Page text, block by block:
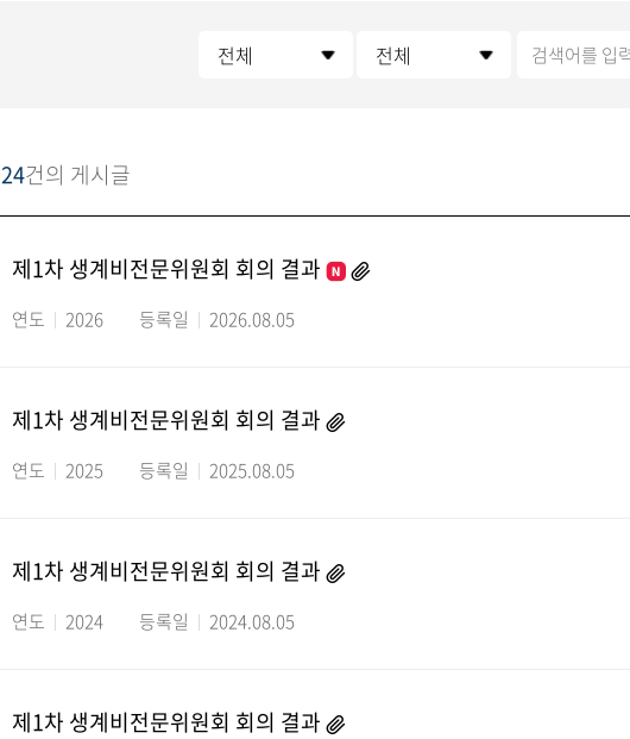
24건의 게시글
제1차 생계비전문위원회 회의 결과
연도 2026 등록일 2026.08.05
제1차 생계비전문위원회 회의 결과
연도 2025 등록일 2025.08.05
제1차 생계비전문위원회 회의 결과
연도 2024 등록일 2024.08.05
제1차 생계비전문위원회 회의 결과